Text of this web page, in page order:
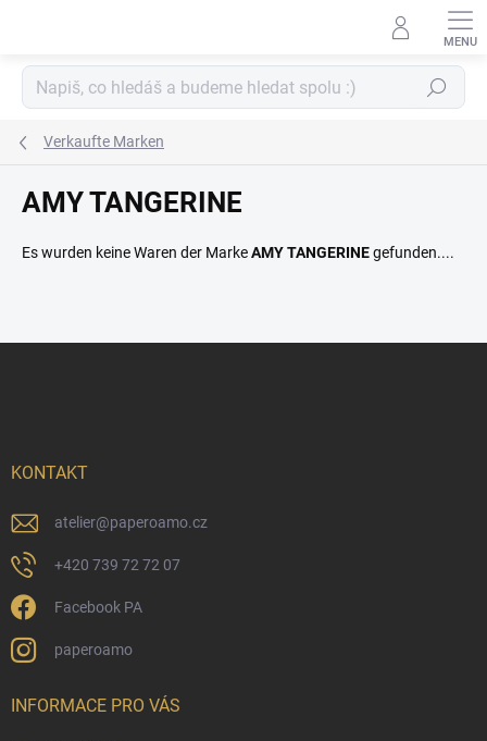
Suchen
Verkaufte Marken
AMY TANGERINE
Es wurden keine Waren der MarkeAMY TANGERINEgefunden....
KONTAKT
atelier@paperoamo.cz
+420 739 72 72 07
Facebook PA
paperoamo
INFORMACE PRO VÁS